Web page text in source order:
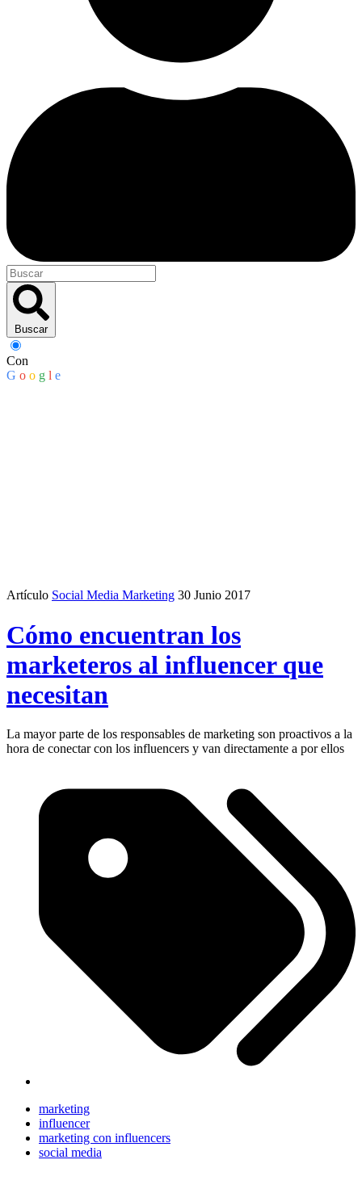
Buscar
Con
G o o g l e
Artículo Social Media Marketing 30 Junio 2017
Cómo encuentran los
marketeros al influencer que
necesitan
La mayor parte de los responsables de marketing son proactivos a la
hora de conectar con los influencers y van directamente a por ellos
marketing
influencer
marketing con influencers
social media